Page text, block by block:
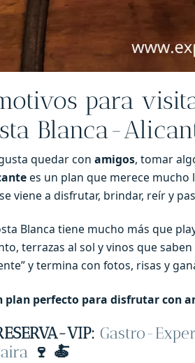
para
Blanca-
quedar con amigos, tomar
es un plan que merece mucho
viene a disfrutar, brindar, reír y
Blanca tiene mucho más que
terrazas al sol y vinos que
y termina con fotos, risas y
plan perfecto para disfrutar con
VIP: Gastro-
🍷 🍝